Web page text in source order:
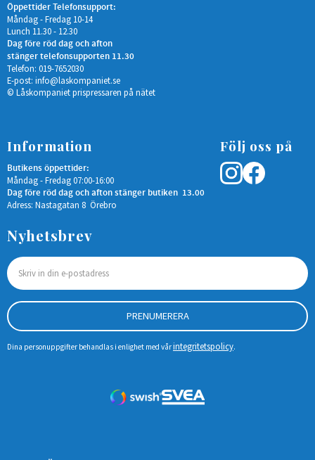
Öppettider Telefonsupport:
Måndag - Fredag 10-14
Lunch 11.30 - 12.30
Dag före röd dag och afton
stänger telefonsupporten 11.30
Telefon: 019-7652030
E-post: info@laskompaniet.se
© Låskompaniet prispressaren på nätet
Information
Butikens öppettider:
Måndag - Fredag 07:00-16:00
Dag före röd dag och afton stänger butiken 13.00
Adress: Nastagatan 8 Örebro
Följ oss på
Nyhetsbrev
PRENUMERERA
Dina personuppgifter behandlas i enlighet med vårintegritetspolicy.